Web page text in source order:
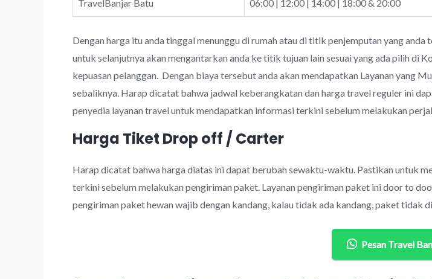
TravelBanjar Batu 06:00 | 12:00 | 14:00 | 18:00 & 20:00
Dengan harga itu anda tinggal menunggu di rumah atau di titik penjemputan yang
untuk selanjutnya akan mengantarkan anda ke titik tujuan lain sesuai yang ada pilih di
kepuasan pelanggan. Dengan biaya tersebut anda akan mendapatkan Layanan yang
sebaliknya. Harap dicatat bahwa jadwal keberangkatan dan harga travel reguler ini
penyedia layanan travel untuk mendapatkan informasi terkini sebelum melakukan
Harga Tiket Drop off / Carter
Harap dicatat bahwa harga diatas ini dapat berubah sewaktu-waktu. Pastikan untuk
terkini sebelum melakukan pengiriman paket. Layanan pengiriman paket ini door to
pengiriman paket hewan wajib dengan kandang, kalau tidak ada kandang, paket tidak
Pesan Travel